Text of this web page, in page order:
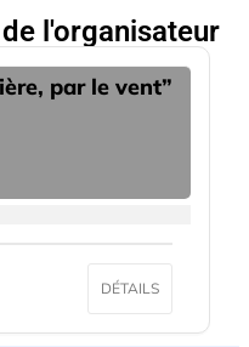
l'organisateur
par le vent”
DÉTAILS